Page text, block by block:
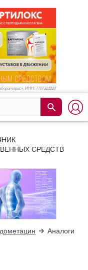
ИНН: 7707321227
СРЕДСТВ
Аналоги